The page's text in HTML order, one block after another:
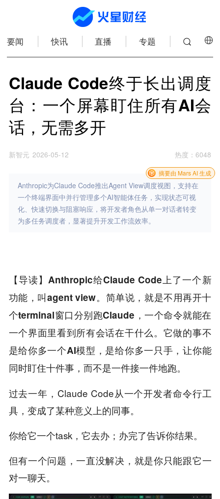
要闻 快讯 直播 专题
Claude Code终于长出调度
台：一个屏幕盯住所有AI会
话，无需多开
新智元 2026-05-12 热度 ：6048
Anthropic为Claude Code推出Agent View调度视图，支持在
一个终端界面中并行管理多个AI智能体任务，实现状态可视
化、快速切换与阻塞响应，将开发者角色从单一对话者转变
为多任务调度者，显著提升开发工作流效率。
摘要由 Mars AI 生成
【导读】Anthropic给Claude Code上了一个新
功能，叫agent view。简单说，就是不用再开十
个terminal窗口分别跑Claude，一个命令就能在
一个界面里看到所有会话在干什么。它做的事不
是给你多一个AI模型，是给你多一只手，让你能
同时盯住十件事，而不是一件接一件地跑。
过去一年，Claude Code从一个开发者命令行工
具，变成了某种意义上的同事。
你给它一个task，它去办；办完了告诉你结果。
但有一个问题，一直没解决，就是你只能跟它一
对一聊天。